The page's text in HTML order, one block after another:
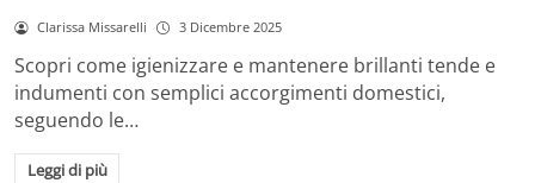
Clarissa Missarelli 3 Dicembre 2025
Scopri come igienizzare e mantenere brillanti tende e
indumenti con semplici accorgimenti domestici,
seguendo le…
Leggi di più